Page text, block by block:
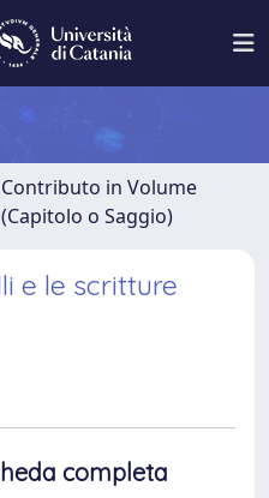
in Volume
o Saggio)
e le scritture
completa